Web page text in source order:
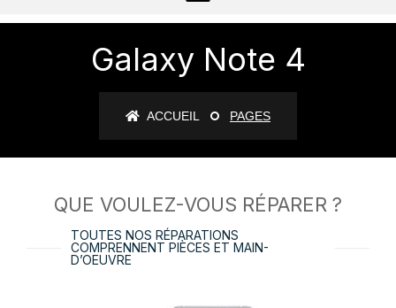
Galaxy Note 4
ACCUEIL PAGES
QUE VOULEZ-VOUS RÉPARER ?
TOUTES NOS RÉPARATIONS
COMPRENNENT PIÈCES ET MAIN-
D’OEUVRE